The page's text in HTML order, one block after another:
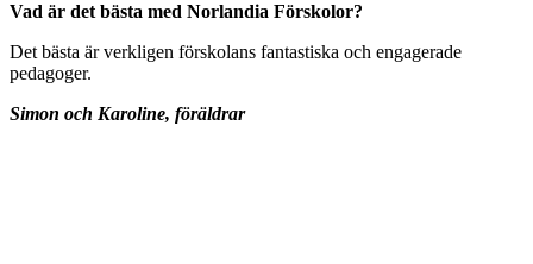
Vad är det bästa med Norlandia Förskolor?
Det bästa är verkligen förskolans fantastiska och engagerade
pedagoger.
Simon och Karoline, föräldrar